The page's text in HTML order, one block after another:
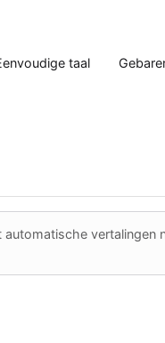
taal
vertalingen